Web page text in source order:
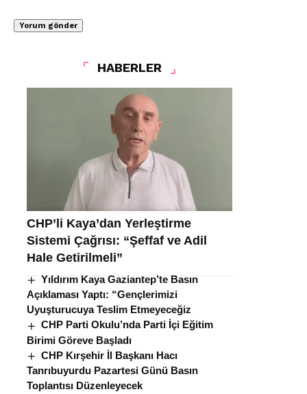
HABERLER
CHP’li Kaya’dan Yerleştirme
Sistemi Çağrısı: “Şeffaf ve Adil
Hale Getirilmeli”
Yıldırım Kaya Gaziantep’te Basın
Açıklaması Yaptı: “Gençlerimizi
Uyuşturucuya Teslim Etmeyeceğiz
CHP Parti Okulu’nda Parti İçi Eğitim
Birimi Göreve Başladı
CHP Kırşehir İl Başkanı Hacı
Tanrıbuyurdu Pazartesi Günü Basın
Toplantısı Düzenleyecek